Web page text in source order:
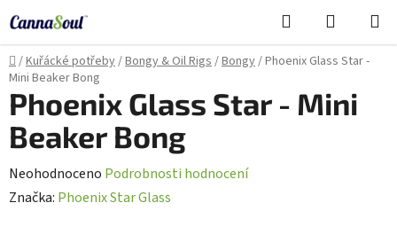
na
obsah
Hledat
KOŠÍK
Domů
/Kuřácké potřeby/Bongy & Oil Rigs/Bongy/Phoenix Glass Star -
Mini Beaker Bong
Phoenix Glass Star - Mini
Beaker Bong
Průměrné
hodnocení
Neohodnoceno Podrobnosti hodnocení
Značka: Phoenix Star Glass
Cannasoul Asistent